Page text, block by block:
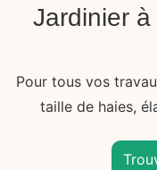
Jardinier
Pour tous vos
taille de haies,